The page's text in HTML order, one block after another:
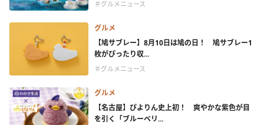
＃グルメニュース
グルメ
【鳩サブレー】8月10日は鳩の日！ 鳩サブレー1
枚がぴったり収...
＃グルメニュース
グルメ
【名古屋】ぴよりん史上初！ 爽やかな紫色が目
を引く「ブルーベリ...